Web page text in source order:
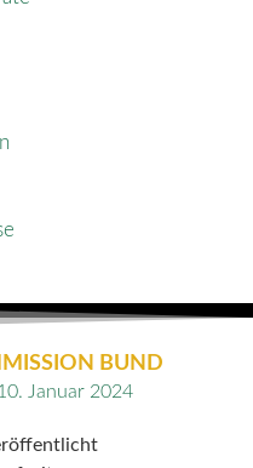
BUND
Januar 2024